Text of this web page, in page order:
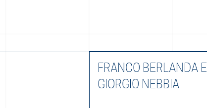
FRANCO BERLANDA E
GIORGIO NEBBIA